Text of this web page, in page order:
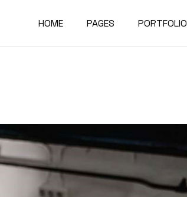
HOME
Architecture Bureau
Project Showcase
Building Materials
PAGES
Our Partners
PORTFOLIO